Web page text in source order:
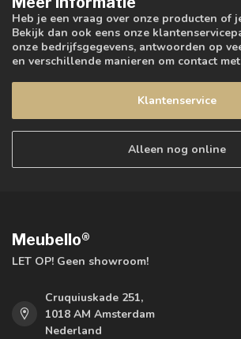
Heb je een vraag over onze producten of
Bekijk dan ook eens onze
onze bedrijfsgegevens, antwoorden op
en verschillende manieren om contact
Klantenservice
Alleen nog online
Meubello®
LET OP! Geen showroom!
Cruquiuskade 251,
1018 AM Amsterdam
Nederland